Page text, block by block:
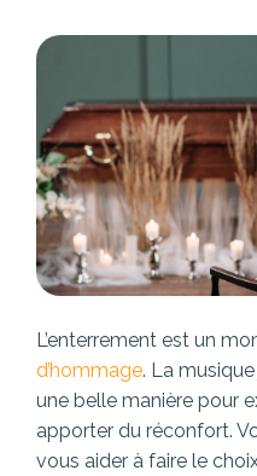
L’enterrement est un
d’hommage. La
une belle manière pour
apporter du réconfort.
vous aider à faire le